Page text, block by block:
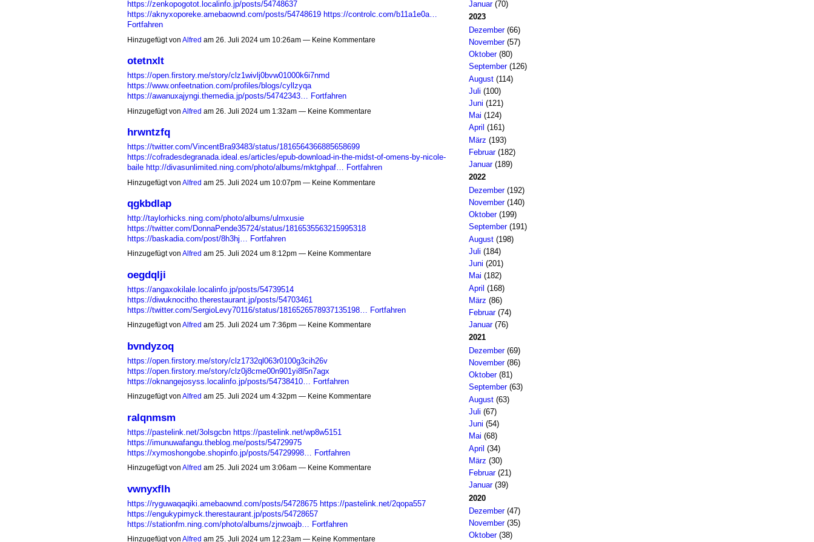
https://zenkopogotot.localinfo.jp/posts/54748637
https://aknyxoporeke.amebaownd.com/posts/54748619 https://controlc.com/b11a1e0a…
Fortfahren
Hinzugefügt von Alfred am 26. Juli 2024 um 10:26am — Keine Kommentare
otetnxlt
https://open.firstory.me/story/clz1wivlj0bvw01000k6i7nmd
https://www.onfeetnation.com/profiles/blogs/cyllzyqa
https://awanuxajyngi.themedia.jp/posts/54742343… Fortfahren
Hinzugefügt von Alfred am 26. Juli 2024 um 1:32am — Keine Kommentare
hrwntzfq
https://twitter.com/VincentBra93483/status/1816564366885658699
https://cofradesdegranada.ideal.es/articles/epub-download-in-the-midst-of-omens-by-nicole-
baile http://divasunlimited.ning.com/photo/albums/mktghpaf… Fortfahren
Hinzugefügt von Alfred am 25. Juli 2024 um 10:07pm — Keine Kommentare
qgkbdlap
http://taylorhicks.ning.com/photo/albums/ulmxusie
https://twitter.com/DonnaPende35724/status/1816535563215995318
https://baskadia.com/post/8h3hj… Fortfahren
Hinzugefügt von Alfred am 25. Juli 2024 um 8:12pm — Keine Kommentare
oegdqlji
https://angaxokilale.localinfo.jp/posts/54739514
https://diwuknocitho.therestaurant.jp/posts/54703461
https://twitter.com/SergioLevy70116/status/1816526578937135198… Fortfahren
Hinzugefügt von Alfred am 25. Juli 2024 um 7:36pm — Keine Kommentare
bvndyzoq
https://open.firstory.me/story/clz1732ql063r0100g3cih26v
https://open.firstory.me/story/clz0j8cme00n901yi8l5n7agx
https://oknangejosyss.localinfo.jp/posts/54738410… Fortfahren
Hinzugefügt von Alfred am 25. Juli 2024 um 4:32pm — Keine Kommentare
ralqnmsm
https://pastelink.net/3olsgcbn https://pastelink.net/wp8w5151
https://imunuwafangu.theblog.me/posts/54729975
https://xymoshongobe.shopinfo.jp/posts/54729998… Fortfahren
Hinzugefügt von Alfred am 25. Juli 2024 um 3:06am — Keine Kommentare
vwnyxflh
https://ryguwaqaqiki.amebaownd.com/posts/54728675 https://pastelink.net/2qopa557
https://engukypimyck.therestaurant.jp/posts/54728657
https://stationfm.ning.com/photo/albums/zjnwoajb… Fortfahren
Hinzugefügt von Alfred am 25. Juli 2024 um 12:23am — Keine Kommentare
Januar(70)
2023
Dezember(66)
November(57)
Oktober(80)
September(126)
August(114)
Juli (100)
Juni (121)
Mai (124)
April (161)
März (193)
Februar(182)
Januar(189)
2022
Dezember(192)
November(140)
Oktober(199)
September(191)
August(198)
Juli (184)
Juni (201)
Mai (182)
April (168)
März (86)
Februar(74)
Januar(76)
2021
Dezember(69)
November(86)
Oktober(81)
September(63)
August(63)
Juli (67)
Juni (54)
Mai (68)
April (34)
März (30)
Februar(21)
Januar(39)
2020
Dezember(47)
November(35)
Oktober(38)